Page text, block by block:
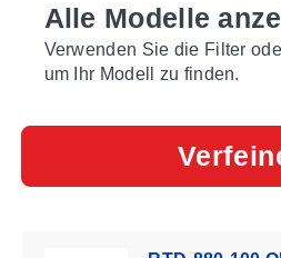
Alle Modelle
Verwenden Sie die Filter
um Ihr Modell zu finden.